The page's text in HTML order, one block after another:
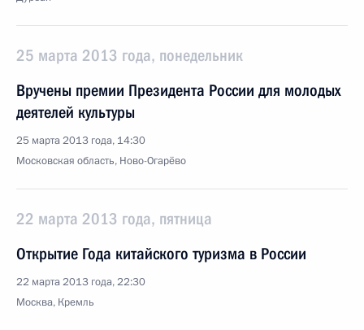
25 марта 2013 года, понедельник
Вручены премии Президента России для молодых
деятелей культуры
25 марта 2013 года, 14:30
Московская область, Ново-Огарёво
22 марта 2013 года, пятница
Открытие Года китайского туризма в России
22 марта 2013 года, 22:30
Москва, Кремль